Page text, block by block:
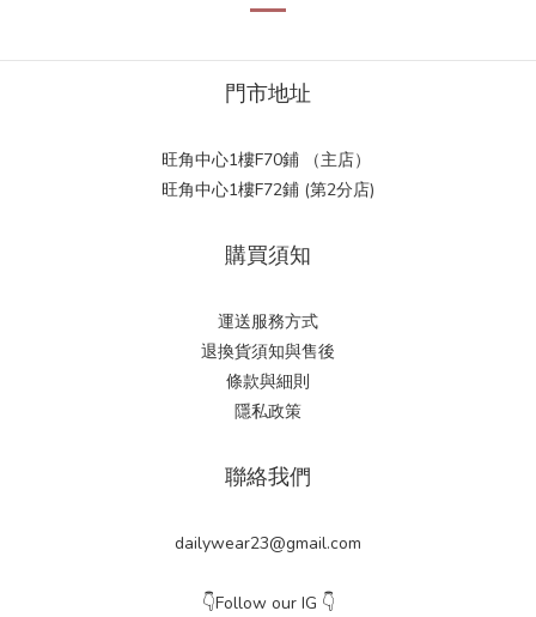
門市地址
旺角中心1樓F70鋪 （主店）
旺角中心1樓F72鋪 (第2分店)
購買須知
運送服務方式
退換貨須知與售後
條款與細則
隱私政策
聯絡我們
dailywear23@gmail.com
👇Follow our IG 👇